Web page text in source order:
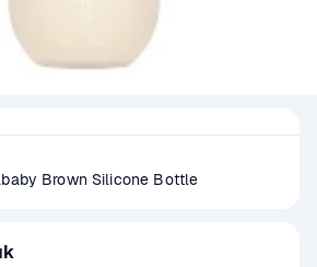
Brown Silicone Bottle